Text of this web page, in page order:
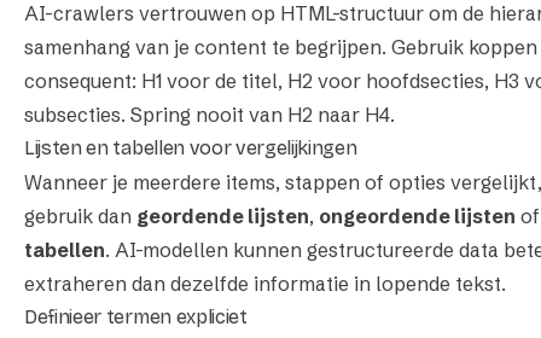
AI-crawlers vertrouwen op HTML-structuur om de
samenhang van je content te begrijpen. Gebruik koppen
consequent: H1 voor de titel, H2 voor hoofdsecties, H3
subsecties. Spring nooit van H2 naar H4.
Lijsten en tabellen voor vergelijkingen
Wanneer je meerdere items, stappen of opties vergelijkt,
gebruik dan geordende lijsten, ongeordende lijsten of
tabellen. AI-modellen kunnen gestructureerde data
extraheren dan dezelfde informatie in lopende tekst.
Definieer termen expliciet